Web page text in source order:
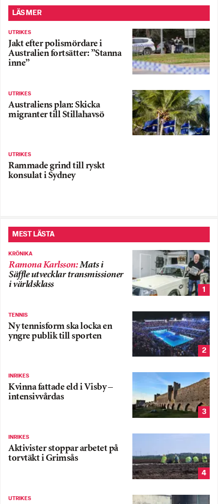
LÄS MER
UTRIKES
Jakt efter polismördare i
Australien fortsätter: ”Stanna
inne”
UTRIKES
Australiens plan: Skicka
migranter till Stillahavsö
UTRIKES
Rammade grind till ryskt
konsulat i Sydney
MEST LÄSTA
KRÖNIKA
Ramona Karlsson:Mats i
Säffle utvecklar transmissioner
i världsklass
1
TENNIS
Ny tennisform ska locka en
yngre publik till sporten
2
INRIKES
Kvinna fattade eld i Visby –
intensivvårdas
3
INRIKES
Aktivister stoppar arbetet på
torvtäkt i Grimsås
4
UTRIKES